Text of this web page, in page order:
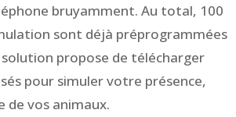
bruyamment. Au total, 100
sont déjà préprogrammées
propose de télécharger
pour simuler votre présence,
de vos animaux.